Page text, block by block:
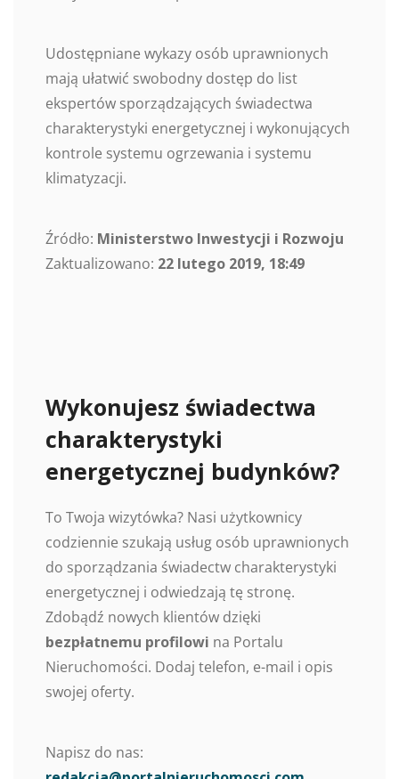
Udostępniane wykazy osób uprawnionych
mają ułatwić swobodny dostęp do list
ekspertów sporządzających świadectwa
charakterystyki energetycznej i wykonujących
kontrole systemu ogrzewania i systemu
klimatyzacji.
Źródło: Ministerstwo Inwestycji i Rozwoju
Zaktualizowano: 22 lutego 2019, 18:49
Wykonujesz świadectwa
charakterystyki
energetycznej budynków?
To Twoja wizytówka? Nasi użytkownicy
codziennie szukają usług osób uprawnionych
do sporządzania świadectw charakterystyki
energetycznej i odwiedzają tę stronę.
Zdobądź nowych klientów dzięki
bezpłatnemu profilowi na Portalu
Nieruchomości. Dodaj telefon, e-mail i opis
swojej oferty.
Napisz do nas: